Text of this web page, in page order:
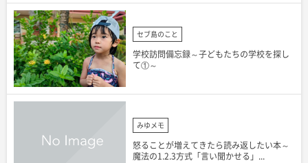
セブ島のこと
学校訪問備忘録～子どもたちの学校を探し
て①～
みゆメモ
怒ることが増えてきたら読み返したい本～
魔法の1.2.3方式「言い聞かせる」...